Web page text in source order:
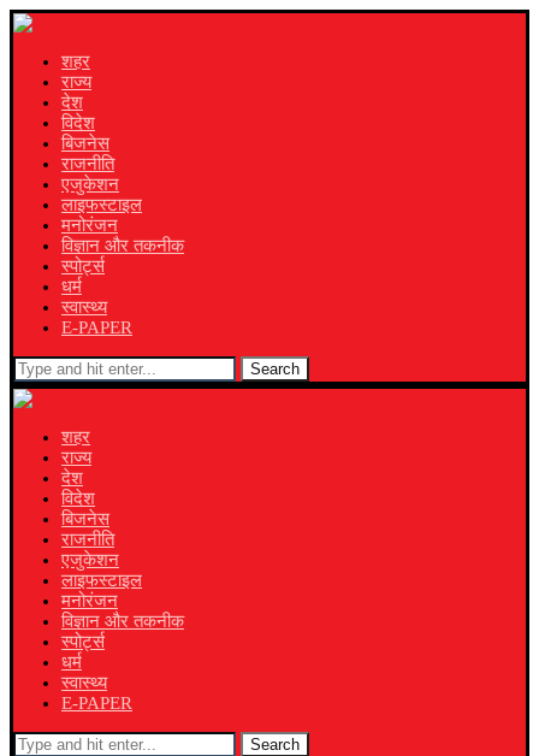
शहर
राज्य
देश
विदेश
बिजनेस
राजनीति
एजुकेशन
लाइफस्टाइल
मनोरंजन
विज्ञान और तकनीक
स्पोर्ट्स
धर्म
स्वास्थ्य
E-PAPER
Search
शहर
राज्य
देश
विदेश
बिजनेस
राजनीति
एजुकेशन
लाइफस्टाइल
मनोरंजन
विज्ञान और तकनीक
स्पोर्ट्स
धर्म
स्वास्थ्य
E-PAPER
Search